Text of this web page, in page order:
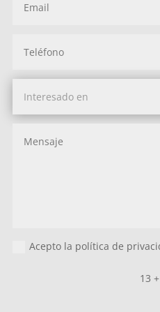
Acepto la política de
13